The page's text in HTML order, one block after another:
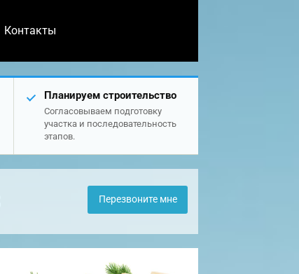
Контакты
Планируем строительство
Согласовываем подготовку
участка и последовательность
этапов.
Перезвоните мне